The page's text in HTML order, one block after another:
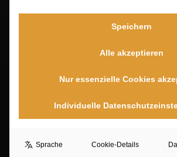
Mehr Informationen
Inhalt entsperren
Erforderlichen Service
Speichern
Alle akzeptieren
Nur essenzielle Cookies
Individuelle
Sprache Cookie-Details